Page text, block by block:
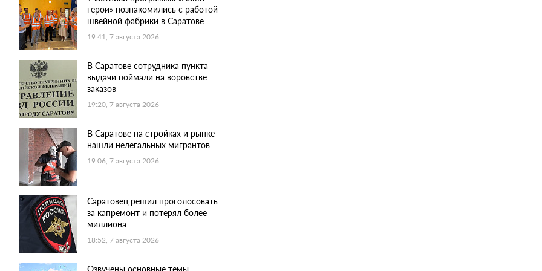
герои» познакомились с работой
швейной фабрики в Саратове
19:41, 7 августа 2026
В Саратове сотрудника пункта
выдачи поймали на воровстве
заказов
19:20, 7 августа 2026
В Саратове на стройках и рынке
нашли нелегальных мигрантов
19:06, 7 августа 2026
Саратовец решил проголосовать
за капремонт и потерял более
миллиона
18:52, 7 августа 2026